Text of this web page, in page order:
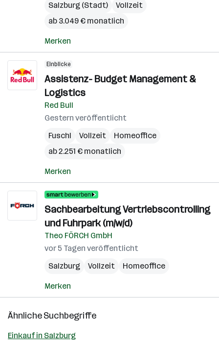
Salzburg (Stadt)
Vollzeit
ab 3.049 € monatlich
Merken
Einblicke
Assistenz- Budget Management &
Logistics
Red Bull
Gestern veröffentlicht
Fuschl
Vollzeit
Homeoffice
ab 2.251 € monatlich
Merken
Sachbearbeitung Vertriebscontrolling
und Fuhrpark (m/w/d)
Theo FÖRCH GmbH
vor 5 Tagen veröffentlicht
Salzburg
Vollzeit Homeoffice
Merken
Ähnliche Suchbegriffe
Einkauf in Salzburg